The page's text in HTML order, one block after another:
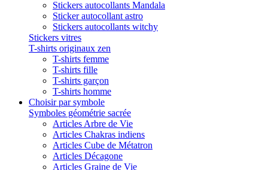
Stickers autocollants Mandala
Sticker autocollant astro
Stickers autocollants witchy
Stickers vitres
T-shirts originaux zen
T-shirts femme
T-shirts fille
T-shirts garçon
T-shirts homme
Choisir par symbole
Symboles géométrie sacrée
Articles Arbre de Vie
Articles Chakras indiens
Articles Cube de Métatron
Articles Décagone
Articles Graine de Vie